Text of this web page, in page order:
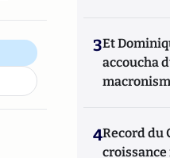
3Et
accoucha
4Record du
croissance